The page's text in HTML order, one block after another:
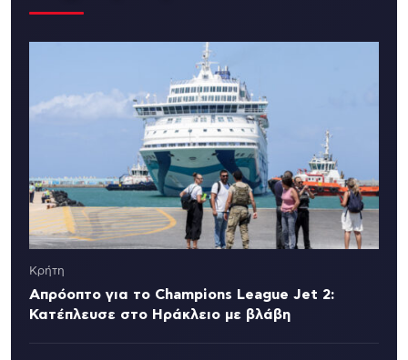
Κρήτη
Απρόοπτο για το Champions League Jet 2:
Κατέπλευσε στο Ηράκλειο με βλάβη